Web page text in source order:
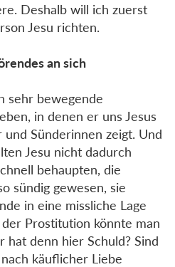
Deshalb will ich zuerst
Jesu richten.
an sich
sehr bewegende
in denen er uns Jesus
Sünderinnen zeigt. Und
Jesu nicht dadurch
behaupten, die
sündig gewesen, sie
in eine missliche Lage
Prostitution könnte man
hat denn hier Schuld? Sind
käuflicher Liebe